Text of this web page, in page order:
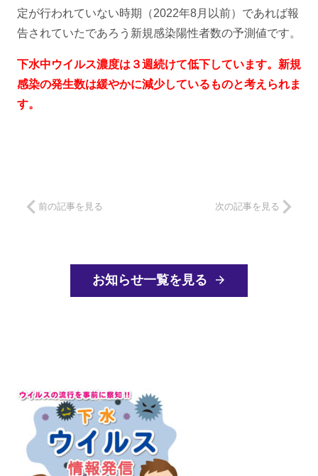
定が行われていない時期（2022年8月以前）であれば報
告されていたであろう新規感染陽性者数の予測値です。
下水中ウイルス濃度は３週続けて低下しています。新規
感染の発生数は緩やかに減少しているものと考えられま
す。
前の記事を見る 次の記事を見る
お知らせ一覧を見る arrow_forward